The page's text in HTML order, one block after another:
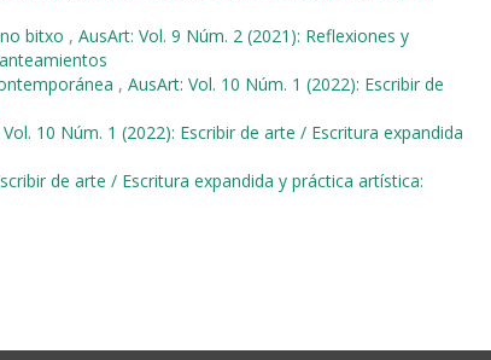
bitxo , AusArt: Vol. 9 Núm. 2 (2021): Reflexiones y
, AusArt: Vol. 10 Núm. 1 (2022): Escribir de
10 Núm. 1 (2022): Escribir de arte / Escritura expandida
de arte / Escritura expandida y práctica artística: